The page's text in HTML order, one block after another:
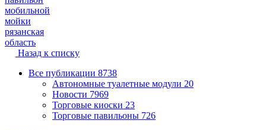
мобильной
мойки
рязанская
область
Назад к списку
Все публикации 8738
Автономные туалетные модули 20
Новости 7969
Торговые киоски 23
Торговые павильоны 726